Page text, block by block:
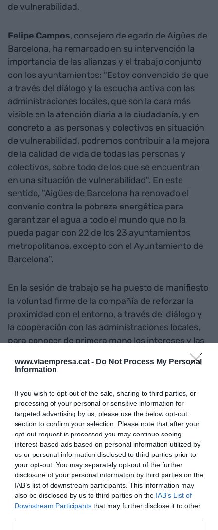
www.viaempresa.cat - Do Not Process My Personal
Information
If you wish to opt-out of the sale, sharing to third parties, or
processing of your personal or sensitive information for
targeted advertising by us, please use the below opt-out
section to confirm your selection. Please note that after your
opt-out request is processed you may continue seeing
interest-based ads based on personal information utilized by
us or personal information disclosed to third parties prior to
your opt-out. You may separately opt-out of the further
disclosure of your personal information by third parties on the
IAB’s list of downstream participants. This information may
also be disclosed by us to third parties on the IAB’s List of
Downstream Participants that may further disclose it to other
de vulnerabilidad.
Felipe Campos, consejero delegado de Aigües de
Barcelona, ha remarcado en su intervención la
importancia de las alianzas y el trabajo conjunto
con los ayuntamientos: "Estoy convencido de que
a través del diálogo y la escucha activa con las
administraciones locales, que son la cara más
visible en la atención diaria a la ciudadanía, y en
concreto a las personas y colectivos en situación
de vulnerabilidad, podremos contribuir a la mejora
de la calidad de vida de todas las personas y
colectivos, sobre todo de los que se encuentran
en una situación de vulnerabilidad". En este
sentido, "Aigües de Barcelona ha renovado el
convenio contra la pobreza energética para
garantizar el agua a todo el mundo que no la
pueda pagar con 22 de los 23 ayuntamientos
metropolitanos, excepto con el Ayuntamiento de
Barcelona".
En la sesión de trabajo se ha puesto de manifiesto
la voluntad firme de la compañía de reforzar la
proximidad con el entorno, a través del diálogo y
la cooperación con las administraciones locales,
para conocer de primera mano los intereses y las
vulnerabilidad. El objetivo es también fortalecer
sobre los temas que tienen impacto y relevancia
para la compañía, a fin de definir programas de
acción sociales.
Añadir VIA Empresacomo fuente preferida
de Google de forma gratuita
Mantente informado con las últimas noticias de
actualidad
ACTIVAR AHORA